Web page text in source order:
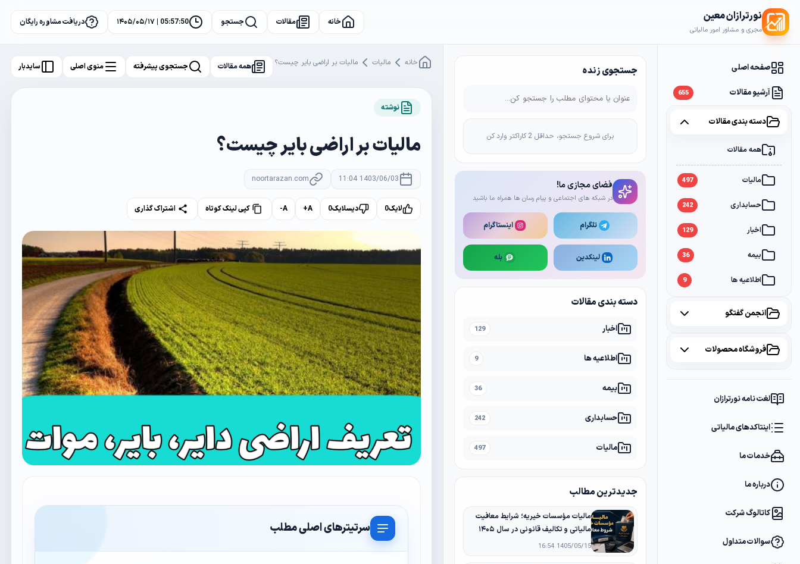
نورترازان معین
مجری و مشاور امور مالیاتی
خانه مقالات جستجو 05:57:52 | ۱۴۰۵/۰۵/۱۷ دریافت مشاوره رایگان
صفحه اصلی
آرشیو مقالات 655
دسته بندی مقالات
همه مقالات
مالیات 497
حسابداری 242
اخبار 129
بیمه 36
اطلاعیه ها 9
انجمن گفتگو
سامانه مودیان
بانک
فروشگاه محصولات
پکیج DVD آموزشی
کتاب ها
فایل های دانلودی
لغت نامه نورترازان
اینتاکدهای مالیاتی
خدمات ما
درباره ما
کاتالوگ شرکت
سوالات متداول
جستجوی زنده
برای شروع جستجو، حداقل 2 کاراکتر وارد کن
فضای مجازی ما!
در شبکه های اجتماعی و پیام رسان ها همراه ما باشید
تلگرام اینستاگرام
لینکدین بله
دسته بندی مقالات
اخبار 129
اطلاعیه ها 9
بیمه 36
حسابداری 242
مالیات 497
جدیدترین مطالب
مالیات مؤسسات خیریه؛ شرایط معافیت
مالیاتی و تکالیف قانونی در سال ۱۴۰۵
1405/05/15 16:54
خانه مالیات مالیات بر اراضی بایر چیست؟ همه مقالات جستجوی پیشرفته منوی اصلی سایدبار
نوشته
مالیات بر اراضی بایر چیست؟
1403/06/03 11:04
noortarazan.com
لایک0 دیسلایک0
A+
A- کپی لینک کوتاه اشتراک گذاری
سرتیترهای اصلی مطلب